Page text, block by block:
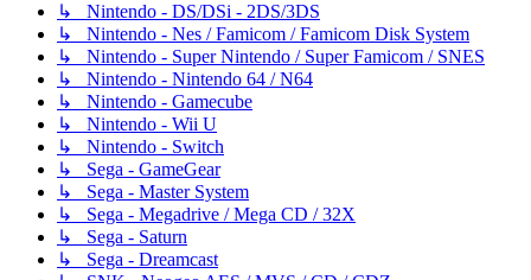
↳ Nintendo - DS/DSi - 2DS/3DS
↳ Nintendo - Nes / Famicom / Famicom Disk System
↳ Nintendo - Super Nintendo / Super Famicom / SNES
↳ Nintendo - Nintendo 64 / N64
↳ Nintendo - Gamecube
↳ Nintendo - Wii U
↳ Nintendo - Switch
↳ Sega - GameGear
↳ Sega - Master System
↳ Sega - Megadrive / Mega CD / 32X
↳ Sega - Saturn
↳ Sega - Dreamcast